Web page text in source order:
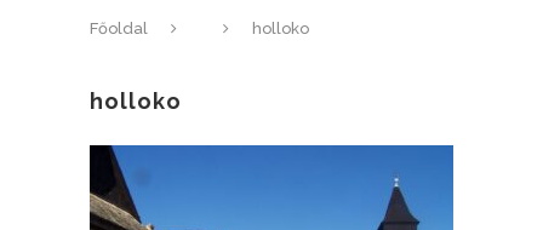
Főoldal holloko
holloko